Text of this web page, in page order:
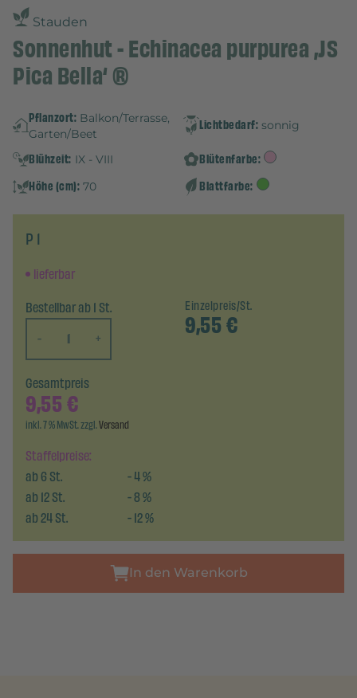
Stauden
Sonnenhut - Echinacea purpurea ‚JS
Pica Bella‘ ®
Pflanzort: Balkon/Terrasse,
Garten/Beet
Lichtbedarf: sonnig
Blühzeit: IX - VIII
Blütenfarbe:
Höhe (cm): 70 Blattfarbe:
P 1
lieferbar
Bestellbar ab 1 St.
-
+
Einzelpreis/St.
9,55€
Staffelpreise:
ab6St. -4%
ab12St. -8%
ab24St. -12%
Gesamtpreis
9,55€
inkl. 7 % MwSt. zzgl.Versand
In den Warenkorb